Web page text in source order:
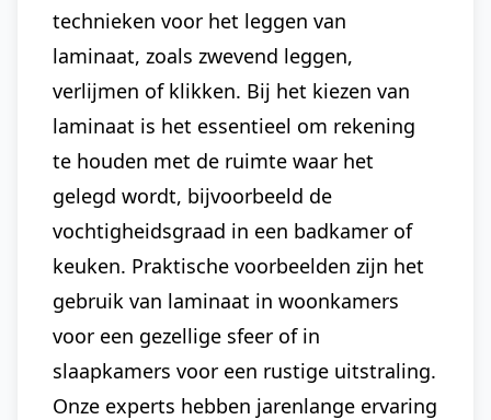
technieken voor het leggen van
laminaat, zoals zwevend leggen,
verlijmen of klikken. Bij het kiezen van
laminaat is het essentieel om rekening
te houden met de ruimte waar het
gelegd wordt, bijvoorbeeld de
vochtigheidsgraad in een badkamer of
keuken. Praktische voorbeelden zijn het
gebruik van laminaat in woonkamers
voor een gezellige sfeer of in
slaapkamers voor een rustige uitstraling.
Onze experts hebben jarenlange ervaring